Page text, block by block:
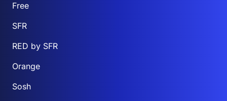
Free
SFR
RED by SFR
Orange
Sosh